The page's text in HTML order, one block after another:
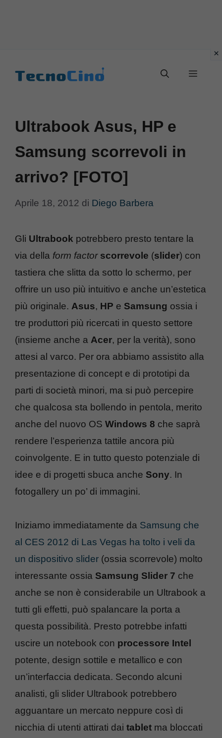
Menu
Ultrabook Asus, HP e
Samsung scorrevoli in
arrivo? [FOTO]
Aprile 18, 2012 di Diego Barbera
Gli Ultrabook potrebbero presto tentare la
via della form factor scorrevole (slider) con
tastiera che slitta da sotto lo schermo, per
offrire un uso più intuitivo e anche un’estetica
più originale. Asus, HP e Samsung ossia i
tre produttori più ricercati in questo settore
(insieme anche a Acer, per la verità), sono
attesi al varco. Per ora abbiamo assistito alla
presentazione di concept e di prototipi da
parti di società minori, ma si può percepire
che qualcosa sta bollendo in pentola, merito
anche del nuovo OS Windows 8 che saprà
rendere l’esperienza tattile ancora più
coinvolgente. E in tutto questo potenziale di
idee e di progetti sbuca anche Sony. In
fotogallery un po’ di immagini.
Iniziamo immediatamente da Samsung che
al CES 2012 di Las Vegas ha tolto i veli da
un dispositivo slider (ossia scorrevole) molto
interessante ossia Samsung Slider 7 che
anche se non è considerabile un Ultrabook a
tutti gli effetti, può spalancare la porta a
questa possibilità. Presto potrebbe infatti
uscire un notebook con processore Intel
potente, design sottile e metallico e con
un’interfaccia dedicata. Secondo alcuni
analisti, gli slider Ultrabook potrebbero
agguantare un mercato neppure così di
nicchia di utenti attirati dai tablet ma bloccati